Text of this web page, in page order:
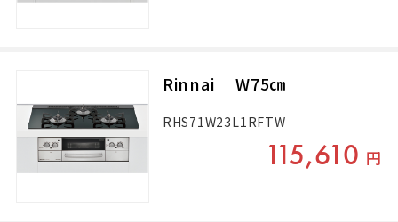
Rinnai W75㎝
RHS71W23L1RFTW
115,610 円